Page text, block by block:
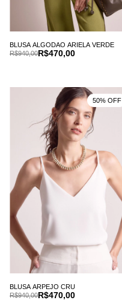
BLUSA ALGODAO ARIELA VERDE
R$470,00
R$940,00
BLUSA ARPEJO CRU
R$470,00
R$940,00
50% OFF